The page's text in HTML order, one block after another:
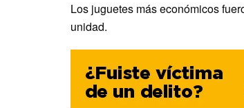
Los juguetes más económicos
unidad.